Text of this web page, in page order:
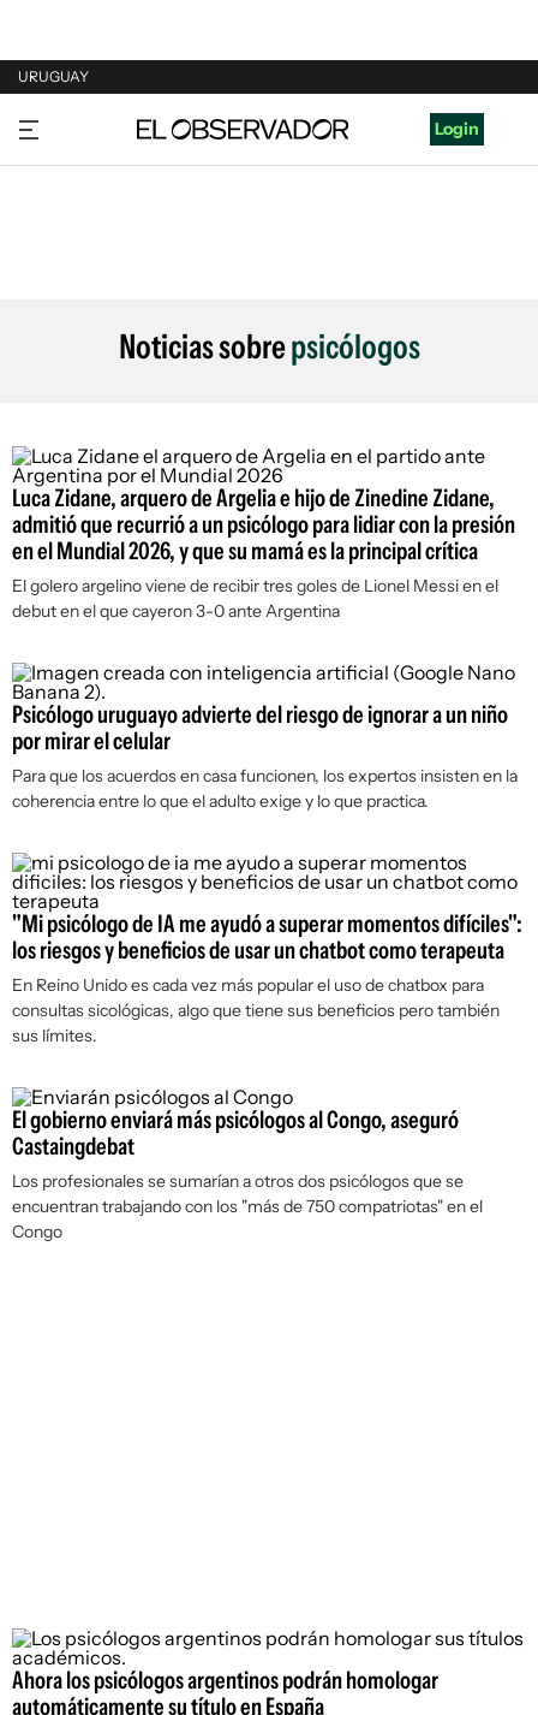
URUGUAY
URUGUAY
ARGENTINA
Login
Noticias sobrepsicólogos
Luca Zidane, arquero de Argelia e hijo de Zinedine Zidane,
admitió que recurrió a un psicólogo para lidiar con la presión
en el Mundial 2026, y que su mamá es la principal crítica
El golero argelino viene de recibir tres goles de Lionel Messi en el
debut en el que cayeron 3-0 ante Argentina
Psicólogo uruguayo advierte del riesgo de ignorar a un niño
por mirar el celular
Para que los acuerdos en casa funcionen, los expertos insisten en la
coherencia entre lo que el adulto exige y lo que practica.
"Mi psicólogo de IA me ayudó a superar momentos difíciles":
los riesgos y beneficios de usar un chatbot como terapeuta
En Reino Unido es cada vez más popular el uso de chatbox para
consultas sicológicas, algo que tiene sus beneficios pero también
sus límites.
El gobierno enviará más psicólogos al Congo, aseguró
Castaingdebat
Los profesionales se sumarían a otros dos psicólogos que se
encuentran trabajando con los "más de 750 compatriotas" en el
Congo
Ahora los psicólogos argentinos podrán homologar
automáticamente su título en España